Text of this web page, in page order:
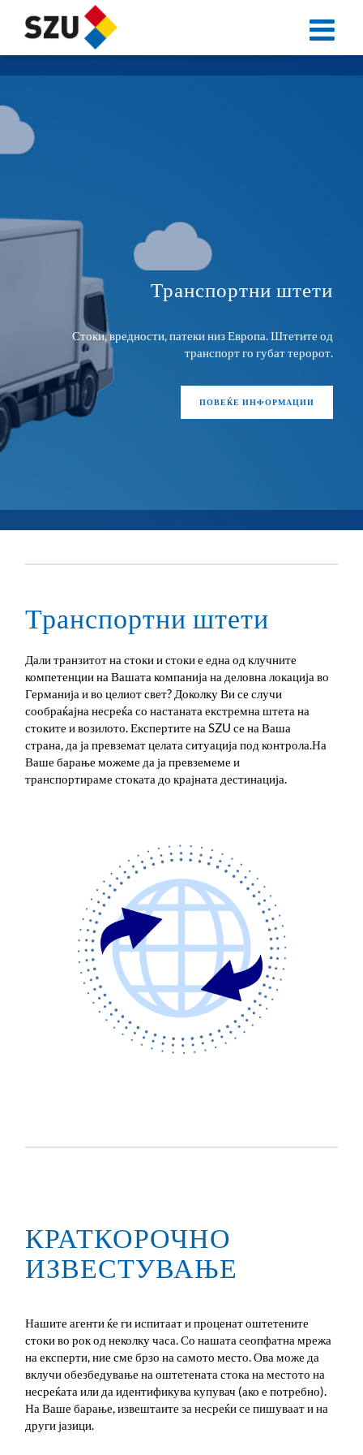
content
Транспортни штети
Стоки, вредности, патеки низ Европа. Штетите од
транспорт го губат теророт.
ПОВЕЌЕ ИНФОРМАЦИИ
Транспортни штети
Дали транзитот на стоки и стоки е една од клучните
компетенции на Вашата компанија на деловна локација во
Германија и во целиот свет? Доколку Ви се случи
сообраќајна несреќа со настаната екстремна штета на
стоките и возилото. Експертите на SZU се на Ваша
страна, да ја превземат целата ситуација под контрола.На
Ваше барање можеме да ја превземеме и
транспортираме стоката до крајната дестинација.
КРАТКОРОЧНО
ИЗВЕСТУВАЊЕ
Нашите агенти ќе ги испитаат и проценат оштетените
стоки во рок од неколку часа. Со нашата сеопфатна мрежа
на експерти, ние сме брзо на самото место. Ова може да
вклучи обезбедување на оштетената стока на местото на
несреќата или да идентификува купувач (ако е потребно).
На Ваше барање, извештаите за несреќи се пишуваат и на
други јазици.